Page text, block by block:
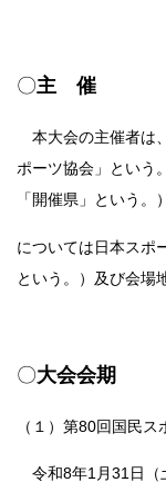
〇主 催
本大会の主催者は
ポーツ協会」という
「開催県」という。
については日本スポ
という。）及び会場
〇大会会期
（１）第80回国民ス
令和8年1月31日（